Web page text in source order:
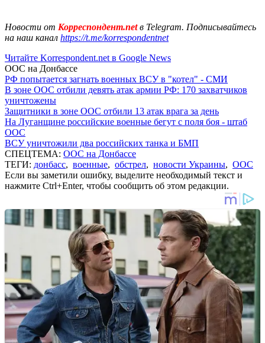
Новости от Корреспондент.netв Telegram. Подписывайтесь
на наш канал https://t.me/korrespondentnet
Читайте Korrespondent.net в Google News
ООС на Донбассе
РФ попытается загнать военных ВСУ в "котел" - СМИ
В зоне ООС отбили девять атак армии РФ: 170 захватчиков
уничтожены
Защитники в зоне ООС отбили 13 атак врага за день
На Луганщине российские военные бегут с поля боя - штаб
ООС
ВСУ уничтожили два российских танка и БМП
СПЕЦТЕМА: ООС на Донбассе
ТЕГИ: донбасс, военные, обстрел, новости Украины, ООС
Если вы заметили ошибку, выделите необходимый текст и
нажмите Ctrl+Enter, чтобы сообщить об этом редакции.